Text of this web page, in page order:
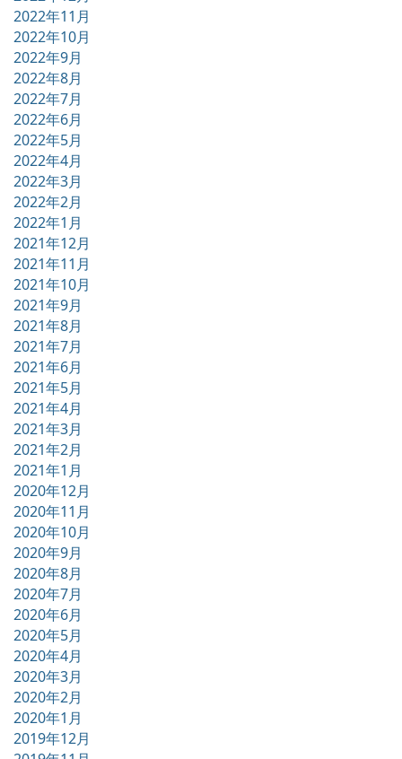
2022年11月
2022年10月
2022年9月
2022年8月
2022年7月
2022年6月
2022年5月
2022年4月
2022年3月
2022年2月
2022年1月
2021年12月
2021年11月
2021年10月
2021年9月
2021年8月
2021年7月
2021年6月
2021年5月
2021年4月
2021年3月
2021年2月
2021年1月
2020年12月
2020年11月
2020年10月
2020年9月
2020年8月
2020年7月
2020年6月
2020年5月
2020年4月
2020年3月
2020年2月
2020年1月
2019年12月